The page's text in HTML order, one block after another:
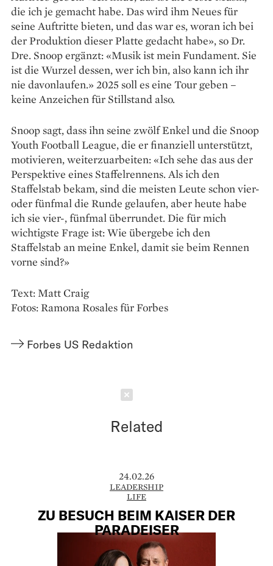
die ich je gemacht habe. Das wird ihm Neues für
seine Auftritte bieten, und das war es, woran ich bei
der Produktion dieser Platte gedacht habe», so Dr.
Dre. Snoop ergänzt: «Musik ist mein Fundament. Sie
ist die Wurzel dessen, wer ich bin, also kann ich ihr
nie davonlaufen.» 2025 soll es eine Tour geben –
keine Anzeichen für Stillstand also.
Snoop sagt, dass ihn seine zwölf Enkel und die Snoop
Youth Football League, die er finanziell unterstützt,
motivieren, weiterzuarbeiten: «Ich sehe das aus der
Perspektive eines Staffelrennens. Als ich den
Staffelstab bekam, sind die meisten Leute schon vier-
oder fünfmal die Runde ge­laufen, aber heute habe
ich sie vier-, fünfmal überrundet. Die für mich
wichtigste Frage ist: Wie übergebe ich den
Staffelstab an meine Enkel, damit sie beim Rennen
vorne sind?»
Text: Matt Craig
Fotos: Ramona Rosales für Forbes
Forbes US Redaktion
Related
24.02.26
LEADERSHIP
LIFE
ZU BESUCH BEIM KAISER DER
PARADEISER